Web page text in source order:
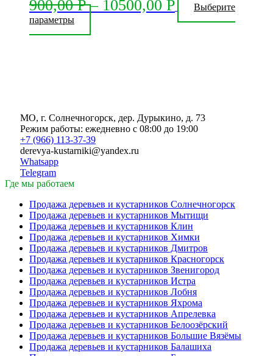
900,00Р– 10500,00 Р
Выберите
параметры
странице
товара.
МО, г. Солнечногорск, дер. Дурыкино, д. 73
Режим работы: ежедневно с 08:00 до 19:00
+7 (966) 113-37-39
derevya-kustarniki@yandex.ru
Whatsapp
Telegram
Где мы работаем
Продажа деревьев и кустарников Солнечногорск
Продажа деревьев и кустарников Мытищи
Продажа деревьев и кустарников Клин
Продажа деревьев и кустарников Химки
Продажа деревьев и кустарников Дмитров
Продажа деревьев и кустарников Красногорск
Продажа деревьев и кустарников Звенигород
Продажа деревьев и кустарников Истра
Продажа деревьев и кустарников Лобня
Продажа деревьев и кустарников Яхрома
Продажа деревьев и кустарников Апрелевка
Продажа деревьев и кустарников Белоозёрский
Продажа деревьев и кустарников Большие Вязёмы
Продажа деревьев и кустарников Балашиха